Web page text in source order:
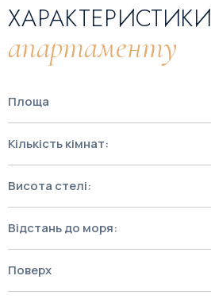
ХАРАКТЕРИСТИКИ
апартаменту
Площа
Кількість кімнат:
Висота стелі:
Відстань до моря:
Поверх